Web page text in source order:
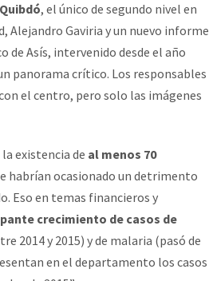
Quibdó, el único de segundo nivel en
Alejandro Gaviria y un nuevo informe
de Asís, intervenido desde el año
panorama crítico. Los responsables
el centro, pero solo las imágenes
existencia de al menos 70
habrían ocasionado un detrimento
Eso en temas financieros y
crecimiento de casos de
2014 y 2015) y de malaria (pasó de
en el departamento los casos